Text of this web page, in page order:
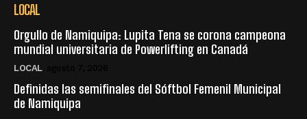
LOCAL
Orgullo de Namiquipa: Lupita Tena se corona campeona
mundial universitaria de Powerlifting en Canadá
LOCAL
Definidas las semifinales del Sóftbol Femenil Municipal
de Namiquipa